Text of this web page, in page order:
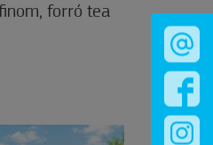
forró tea